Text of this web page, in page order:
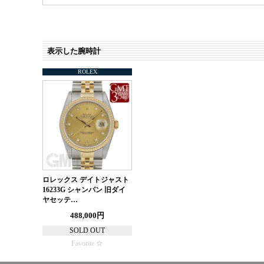
表示した腕時計
ROLEX
ロレックス デイトジャスト
16233G シャンパン 旧ダイ
ヤセッテ…
488,000円
SOLD OUT
Favorite